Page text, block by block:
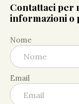
Contattaci per
informazioni o
Nome
Email